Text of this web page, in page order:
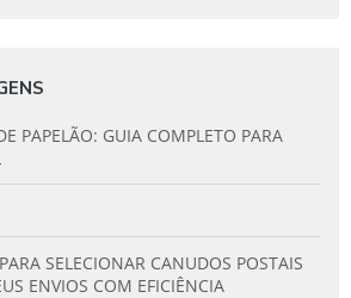
PAPELÃO: GUIA COMPLETO PARA
SELECIONAR CANUDOS POSTAIS
ENVIOS COM EFICIÊNCIA